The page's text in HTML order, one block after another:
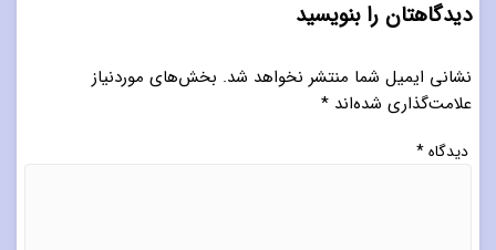
دیدگاهتان را بنویسید
نشانی ایمیل شما منتشر نخواهد شد. بخش‌های موردنیاز
علامت‌گذاری شده‌اند *
دیدگاه*